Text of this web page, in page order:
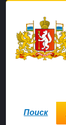
Поиск